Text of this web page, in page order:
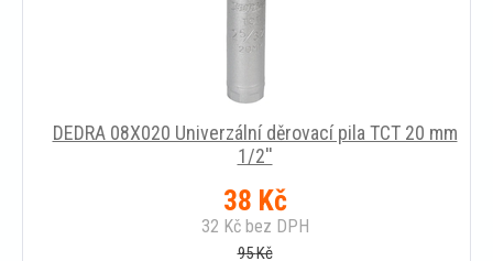
DEDRA 08X020 Univerzální děrovací pila TCT 20 mm
1/2''
38 Kč
32 Kčbez DPH
95Kč